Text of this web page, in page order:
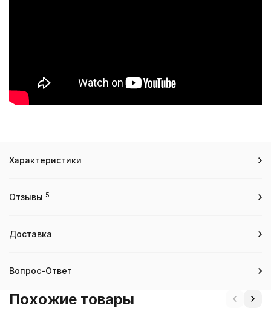
Характеристики
Отзывы 5
Доставка
Вопрос-Ответ
Похожие товары